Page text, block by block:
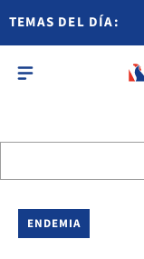
TEMAS DEL DÍA:
ENDEMIA